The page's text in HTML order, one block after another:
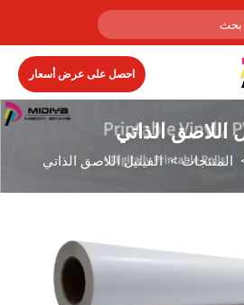
احصل على عرض أسعار
اللاصق الذاتي
المنتجات>الفينيل اللاصق الذاتي